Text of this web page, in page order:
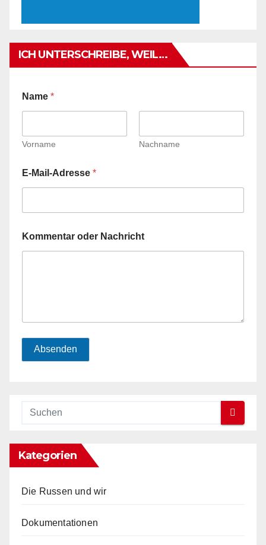
ICH UNTERSCHREIBE, WEIL…
d
e
d
N
a
e
Name *
Vorname Nachname
E-Mail-Adresse *
Kommentar oder Nachricht
Absenden
Kategorien
Die Russen und wir
Dokumentationen